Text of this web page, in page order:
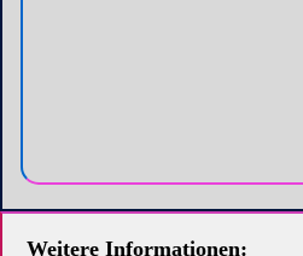
Weitere Informationen: